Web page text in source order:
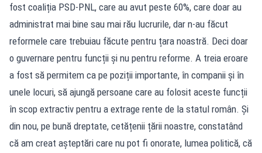
fost coaliția PSD-PNL, care au avut peste 60%, care doar au
administrat mai bine sau mai rău lucrurile, dar n-au făcut
reformele care trebuiau făcute pentru țara noastră. Deci doar
o guvernare pentru funcții și nu pentru reforme. A treia eroare
a fost să permitem ca pe poziții importante, în companii și în
unele locuri, să ajungă persoane care au folosit aceste funcții
în scop extractiv pentru a extrage rente de la statul român. Și
din nou, pe bună dreptate, cetățenii țării noastre, constatând
că am creat așteptări care nu pot fi onorate, lumea politică, că